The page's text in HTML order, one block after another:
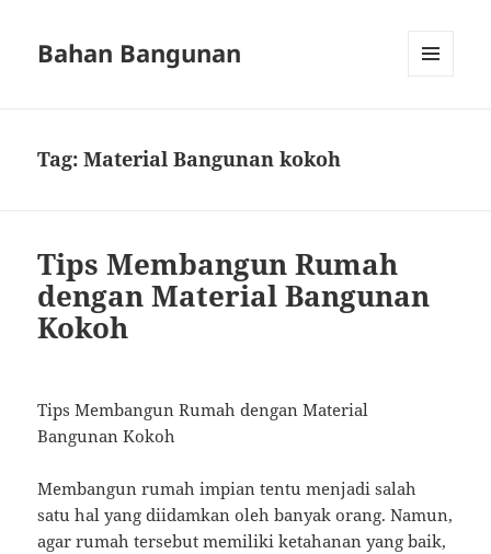
Bahan Bangunan
Tag:Material Bangunan kokoh
Tips Membangun Rumah
dengan Material Bangunan
Kokoh
Tips Membangun Rumah dengan Material
Bangunan Kokoh
Membangun rumah impian tentu menjadi salah
satu hal yang diidamkan oleh banyak orang. Namun,
agar rumah tersebut memiliki ketahanan yang baik,